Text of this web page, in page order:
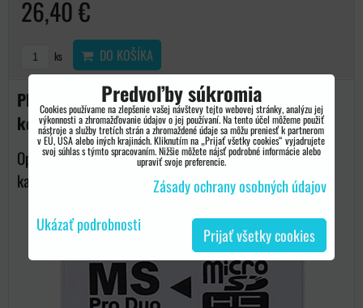
26,40 €
ks DO KOŠÍKA
PhotoFast CR-5400 PRO DUO adaptér pre PSP
konzoly
Opäť v stálej ponuke. Originálna redukcia pre pamäťové
karty micro...
Predvoľby súkromia
Cookies používame na zlepšenie vašej návštevy tejto webovej stránky, analýzu jej
výkonnosti a zhromažďovanie údajov o jej používaní. Na tento účel môžeme použiť
nástroje a služby tretích strán a zhromaždené údaje sa môžu preniesť k partnerom
v EÚ, USA alebo iných krajinách. Kliknutím na „Prijať všetky cookies“ vyjadrujete
svoj súhlas s týmto spracovaním. Nižšie môžete nájsť podrobné informácie alebo
upraviť svoje preferencie.
Zásady ochrany osobných údajov
Ukázať podrobnosti
Prijať všetky cookies